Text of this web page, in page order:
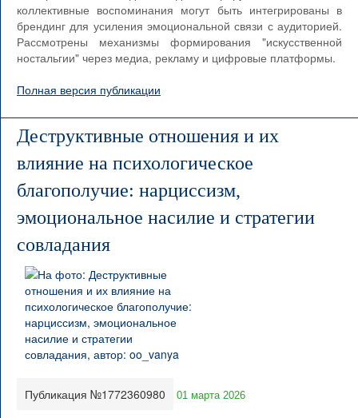
коллективные воспоминания могут быть интегрированы в
брендинг для усиления эмоциональной связи с аудиторией.
Рассмотрены механизмы формирования "искусственной
ностальгии" через медиа, рекламу и цифровые платформы.
Полная версия публикации
Деструктивные отношения и их
влияние на психологическое
благополучие: нарциссизм,
эмоциональное насилие и стратегии
совладания
Публикация №1772360980 01 марта 2026